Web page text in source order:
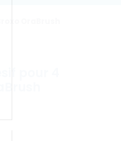
OraBrush
pour 4